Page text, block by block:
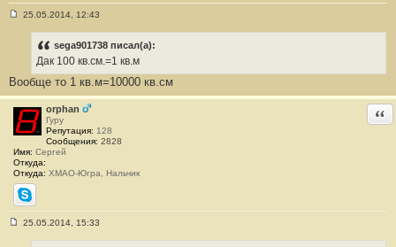
н
и
е
#
1
1
25.05.2014, 12:43
sega901738 писал(а):
Дак 100 кв.см.=1 кв.м
Вообще то 1 кв.м=10000 кв.см
orphan
Гуру
Репутация: 128
Сообщения: 2828
Имя: Сергей
Откуда:
Откуда: ХМАО-Югра, Нальчик
Skype
25.05.2014, 15:33